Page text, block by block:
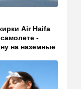
в аэропорту
войны:
и советы
помогают
стресс:
Air Haifa
-
на наземные